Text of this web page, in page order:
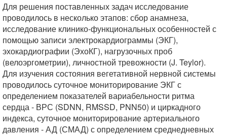
Для решения поставленных задач исследование
проводилось в несколько этапов: сбор анамнеза,
исследование клинико-функциональных особенностей с
помощью записи электрокардиограммы (ЭКГ),
эхокардиографии (ЭхоКГ), нагрузочных проб
(велоэргометрии), личностной тревожности (J. Teylor).
Для изучения состояния вегетативной нервной системы
проводилось суточное мониторирование ЭКГ с
определением показателей вариабельности ритма
сердца - ВРС (SDNN, RMSSD, PNN50) и циркадного
индекса, суточное мониторирование артериального
давления - АД (СМАД) с определением среднедневных